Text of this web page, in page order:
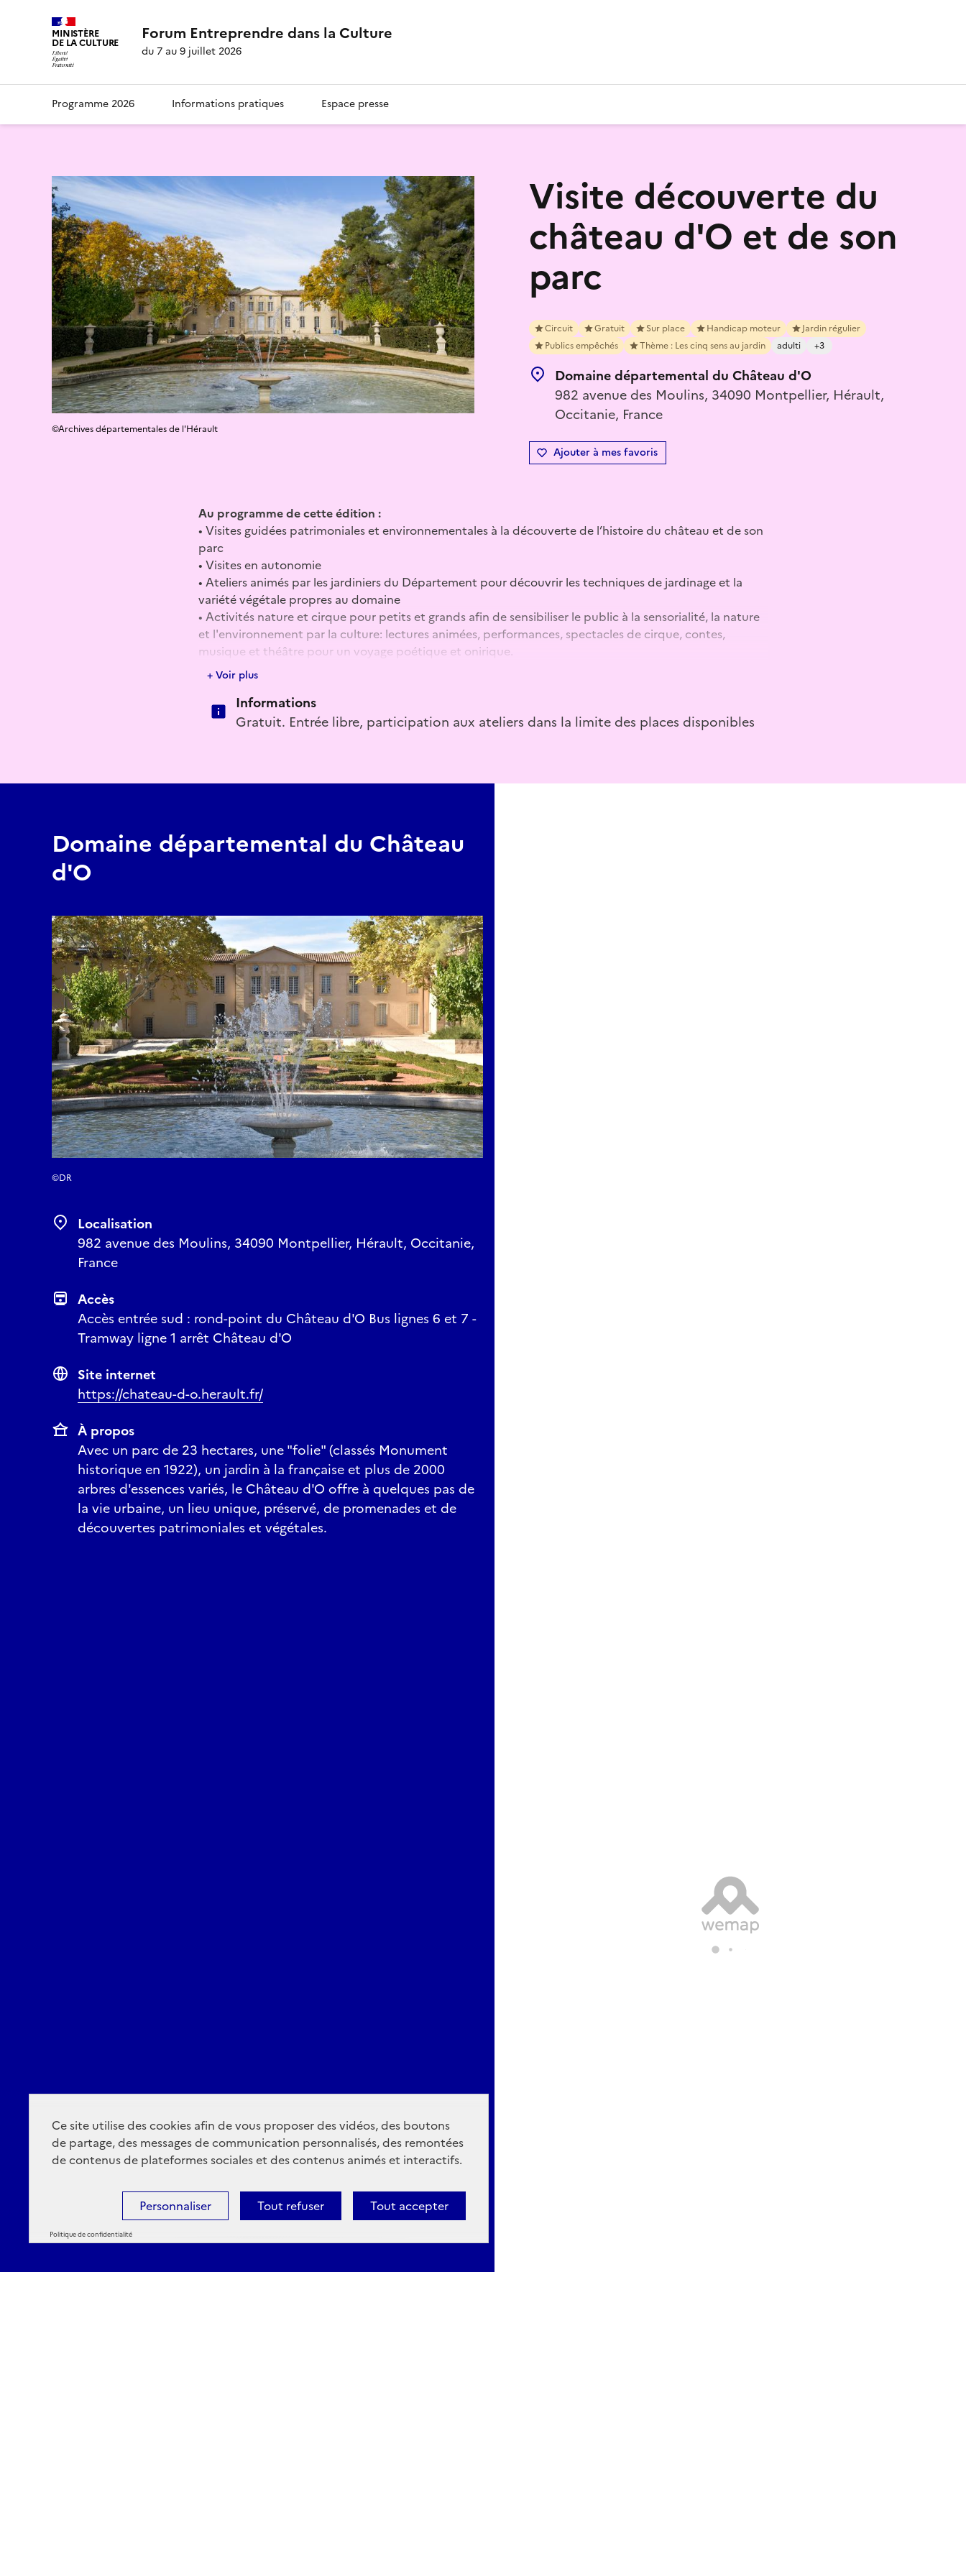
Ce site utilise des cookies afin de vous proposer des vidéos, des boutons
de partage, des messages de communication personnalisés, des remontées
de contenus de plateformes sociales et des contenus animés et interactifs.
Tout accepter
Tout refuser
Personnaliser
Politique de confidentialité
MINISTÈRE
DE LA CULTURE Forum Entreprendre dans la Culture
du 7 au 9 juillet 2026
Programme 2026 Informations pratiques Espace presse
Visite découverte du
château d'O et de son
parc
Circuit Gratuit Sur place Handicap moteur
Jardin régulier
Publics empêchés
Thème : Les cinq sens au jardin adulti +3
Domaine départemental du Château d'O
982 avenue des Moulins, 34090 Montpellier, Hérault,
Occitanie, France
Ajouter à mes favoris
©Archives départementales de l'Hérault
Au programme de cette édition :
• Visites guidées patrimoniales et environnementales à la découverte de l’histoire du château et de son
parc
• Visites en autonomie
• Ateliers animés par les jardiniers du Département pour découvrir les techniques de jardinage et la
variété végétale propres au domaine
• Activités nature et cirque pour petits et grands afin de sensibiliser le public à la sensorialité, la nature
et l'environnement par la culture: lectures animées, performances, spectacles de cirque, contes,
musique et théâtre pour un voyage poétique et onirique.
Après l’atelier matinal des jardiniers, ou pour prolonger la visite patrimoniale des jardins, les visiteurs
seront invités à profiter d’actes en solo ou duo de 20 à 50 min. Les artistes inviteront le public à
interroger leur relation avec la nature, à se plonger dans une lecture sensible de leur environnement, et
+ Voir plus
Informations
Gratuit. Entrée libre, participation aux ateliers dans la limite des places disponibles
Domaine départemental du Château
d'O
©DR
Localisation
982 avenue des Moulins, 34090 Montpellier, Hérault, Occitanie,
France
Accès
Accès entrée sud : rond-point du Château d'O Bus lignes 6 et 7 -
Tramway ligne 1 arrêt Château d'O
Site internet
https://chateau-d-o.herault.fr/
À propos
Avec un parc de 23 hectares, une "folie" (classés Monument
historique en 1922), un jardin à la française et plus de 2000
arbres d'essences variés, le Château d'O offre à quelques pas de
la vie urbaine, un lieu unique, préservé, de promenades et de
découvertes patrimoniales et végétales.